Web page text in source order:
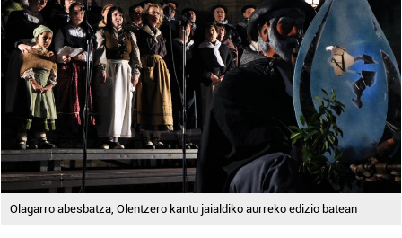
Olagarro abesbatza, Olentzero kantu jaialdiko aurreko edizio batean